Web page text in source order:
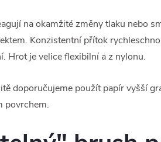
na okamžité změny tlaku nebo
Konzistentní přítok
Hrot je velice flexibilní a z nylonu.
doporučujeme použít papír vyšší
povrchem.